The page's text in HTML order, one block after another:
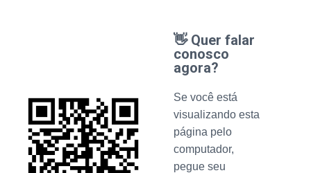
👋 Quer falar
conosco
agora?
Se você está
visualizando esta
página pelo
computador,
pegue seu